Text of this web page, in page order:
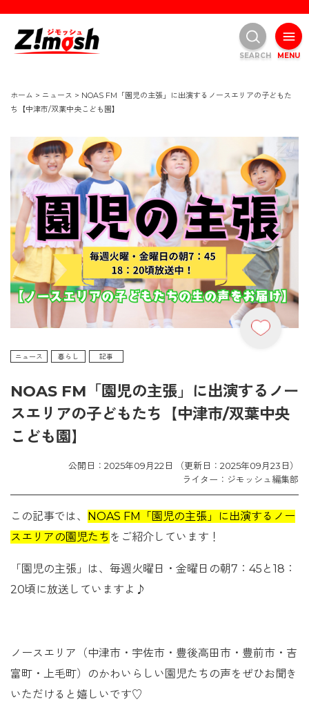
ホーム > ニュース > NOAS FM「園児の主張」に出演するノースエリアの子どもた
ち【中津市/双葉中央こども園】
ニュース 暮らし 記事
NOAS FM「園児の主張」に出演するノー
スエリアの子どもたち【中津市/双葉中央
こども園】
公開日：2025年09月22日 （更新日：2025年09月23日）
ライター：ジモッシュ編集部
この記事では、
NOAS FM「園児の主張」に出演するノー
スエリアの園児たち をご紹介しています！
「園児の主張」は、毎週火曜日・金曜日の朝7：45と18：
20頃に放送していますよ♪
ノースエリア（中津市・宇佐市・豊後高田市・豊前市・吉
富町・上毛町）のかわいらしい園児たちの声をぜひお聞き
いただけると嬉しいです♡
MENU
SEARCH